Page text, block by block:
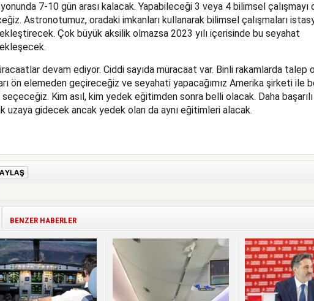
7-10 gün arası kalacak. Yapabileceği 3 veya 4 bilimsel
Astronotumuz, oradaki imkanları kullanarak bilimsel çalışmaları
Çok büyük aksilik olmazsa 2023 yılı içerisinde bu seyahat
devam ediyor. Ciddi sayıda müracaat var. Binli rakamlarda talep
ön elemeden geçireceğiz ve seyahati yapacağımız Amerika şirketi ile
Kim asıl, kim yedek eğitimden sonra belli olacak. Daha başarılı
uzaya gidecek ancak yedek olan da aynı eğitimleri alacak.
BENZER HABERLER